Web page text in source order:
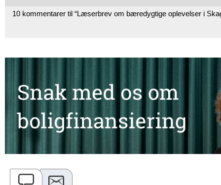
10 kommentarer til “Læserbrev om bæredygtige oplevelser i